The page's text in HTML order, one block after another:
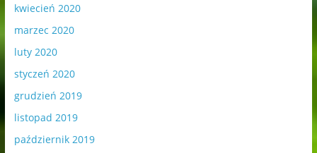
kwiecień 2020
marzec 2020
luty 2020
styczeń 2020
grudzień 2019
listopad 2019
październik 2019